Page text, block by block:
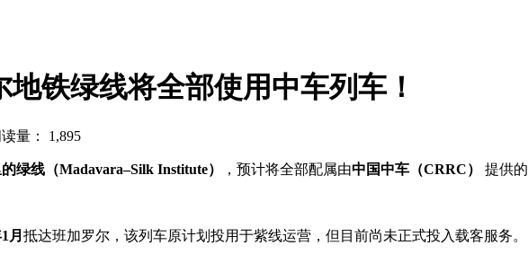
铁绿线将全部使用中车列车！
量： 1,895
绿线（Madavara–Silk Institute） ，预计将全部配属由中国中车（CRRC） 提供的
月 抵达班加罗尔，该列车原计划投用于紫线运营，但目前尚未正式投入载客服务。